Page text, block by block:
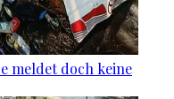
meldet doch keine